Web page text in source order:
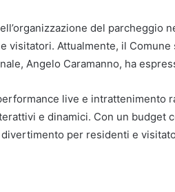
del
visitatori. Attualmente, il
Angelo Caramanno, ha
live e intrattenimento
e dinamici. Con un budget
per residenti e